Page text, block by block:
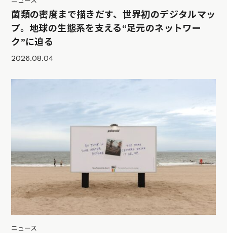
菌類の密度まで描きだす、世界初のデジタルマッ
プ。地球の生態系を支える“足元のネットワー
ク”に迫る
2026.08.04
ニュース